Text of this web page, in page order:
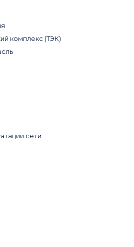
комплекс (ТЭК)
сети